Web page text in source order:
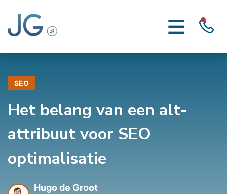
SEO
Het belang van een alt-
attribuut voor SEO
optimalisatie
Hugo de Groot